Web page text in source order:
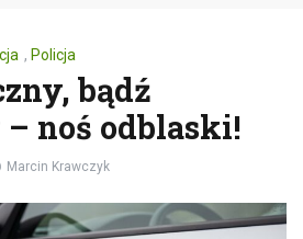
, Policja
bądź
noś odblaski!
Marcin Krawczyk